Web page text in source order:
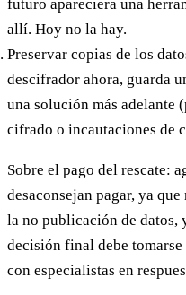
futuro apareciera una
allí. Hoy no la hay.
Preservar copias de los
descifrador ahora, guarda
una solución más adelante
cifrado o incautaciones de
Sobre el pago del rescate:
desaconsejan pagar, ya que
la no publicación de datos,
decisión final debe tomarse
con especialistas en